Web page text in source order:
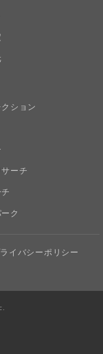
ション
ーチ
ク
イバシーポリシー